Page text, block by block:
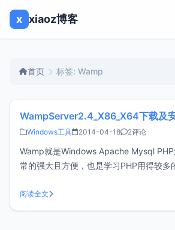
x xiaoz博客
首页 标签: Wamp
WampServer2.4_X86_X64下载及
Windows工具 2014-04-18 2评论
Wamp就是Windows Apache Mysql
常的强大且方便，也是学习PHP用得较多
语言，其中有中文简体和中文繁体（安装
标即可轻松更改）。特点：1、支持中文
阅读全文